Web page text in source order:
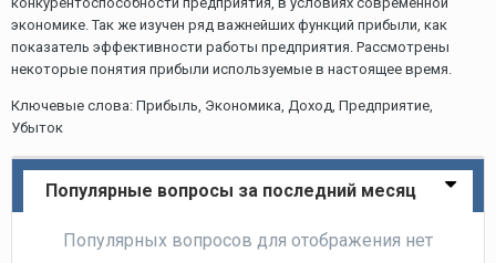
экономике. Так же изучен ряд важнейших функций прибыли, как
показатель эффективности работы предприятия. Рассмотрены
некоторые понятия прибыли используемые в настоящее время.
Ключевые слова: Прибыль, Экономика, Доход, Предприятие,
Убыток
Популярные вопросы за последний месяц
Популярных вопросов для отображения нет